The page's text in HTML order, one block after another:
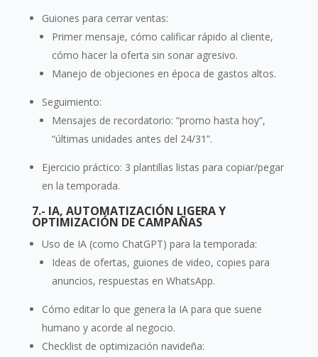
Guiones para cerrar ventas:
Primer mensaje, cómo calificar rápido al cliente,
cómo hacer la oferta sin sonar agresivo.
Manejo de objeciones en época de gastos altos.
Seguimiento:
Mensajes de recordatorio: “promo hasta hoy”,
“últimas unidades antes del 24/31”.
Ejercicio práctico: 3 plantillas listas para copiar/pegar
en la temporada.
7.- IA, AUTOMATIZACIÓN LIGERA Y
OPTIMIZACIÓN DE CAMPAÑAS
Uso de IA (como ChatGPT) para la temporada:
Ideas de ofertas, guiones de video, copies para
anuncios, respuestas en WhatsApp.
Cómo editar lo que genera la IA para que suene
humano y acorde al negocio.
Checklist de optimización navideña: